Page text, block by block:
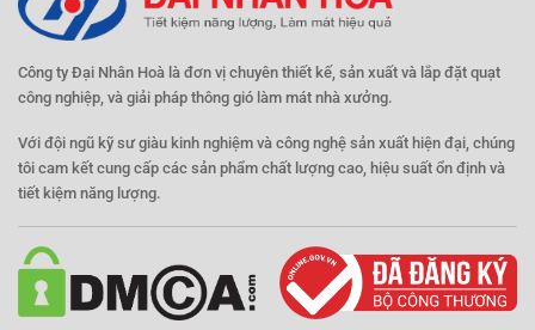
Công ty Đại Nhân Hoà là đơn vị chuyên thiết kế, sản xuất và lắp đặt quạt
công nghiệp, và giải pháp thông gió làm mát nhà xưởng.
Với đội ngũ kỹ sư giàu kinh nghiệm và công nghệ sản xuất hiện đại, chúng
tôi cam kết cung cấp các sản phẩm chất lượng cao, hiệu suất ổn định và
tiết kiệm năng lượng.